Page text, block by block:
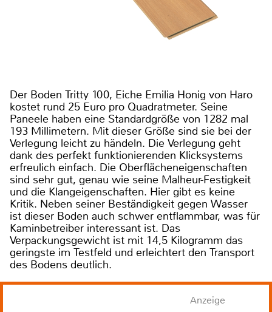
Der Boden Tritty 100, Eiche Emilia Honig von Haro
kostet rund 25 Euro pro Quadratmeter. Seine
Paneele haben eine Standardgröße von 1282 mal
193 Millimetern. Mit dieser Größe sind sie bei der
Verlegung leicht zu händeln. Die Verlegung geht
dank des perfekt funktionierenden Klicksystems
erfreulich einfach. Die Oberflächeneigenschaften
sind sehr gut, genau wie seine Malheur-Festigkeit
und die Klangeigenschaften. Hier gibt es keine
Kritik. Neben seiner Beständigkeit gegen Wasser
ist dieser Boden auch schwer entflammbar, was für
Kaminbetreiber interessant ist. Das
Verpackungsgewicht ist mit 14,5 Kilogramm das
geringste im Testfeld und erleichtert den Transport
des Bodens deutlich.
Anzeige